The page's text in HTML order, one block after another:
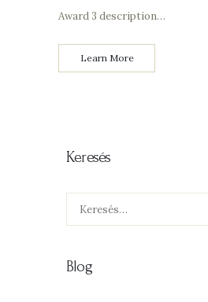
Award 3 description…
Learn More
Keresés
Blog